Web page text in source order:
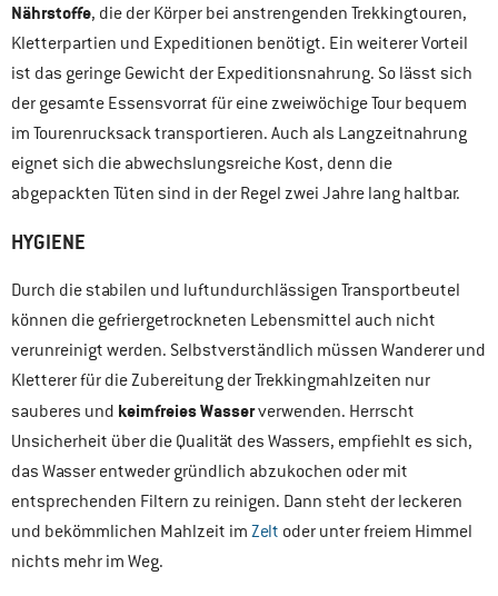
Nährstoffe, die der Körper bei anstrengenden Trekkingtouren,
Kletterpartien und Expeditionen benötigt. Ein weiterer Vorteil
ist das geringe Gewicht der Expeditionsnahrung. So lässt sich
der gesamte Essensvorrat für eine zweiwöchige Tour bequem
im Tourenrucksack transportieren. Auch als Langzeitnahrung
eignet sich die abwechslungsreiche Kost, denn die
abgepackten Tüten sind in der Regel zwei Jahre lang haltbar.
HYGIENE
Durch die stabilen und luftundurchlässigen Transportbeutel
können die gefriergetrockneten Lebensmittel auch nicht
verunreinigt werden. Selbstverständlich müssen Wanderer und
Kletterer für die Zubereitung der Trekkingmahlzeiten nur
sauberes und keimfreies Wasserverwenden. Herrscht
Unsicherheit über die Qualität des Wassers, empfiehlt es sich,
das Wasser entweder gründlich abzukochen oder mit
entsprechenden Filtern zu reinigen. Dann steht der leckeren
und bekömmlichen Mahlzeit im Zelt oder unter freiem Himmel
nichts mehr im Weg.